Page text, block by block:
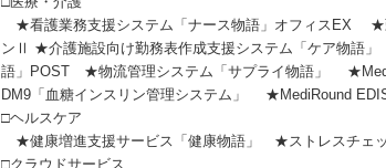
★看護業務支援システム「ナース物語」オフィスEX ★
ンⅡ ★介護施設向け勤務表作成支援システム「ケア物語
語」POST ★物流管理システム「サプライ物語」
DM9「血糖インスリン管理システム」 ★MediRound
□ヘルスケア
★健康増進支援サービス「健康物語」 ★ストレスチェッ
□クラウドサービス